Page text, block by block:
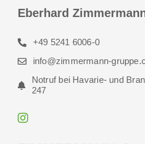
Eberhard
+49 5241 6006-0
info@zimmermann-
Notruf bei Havarie- und
247